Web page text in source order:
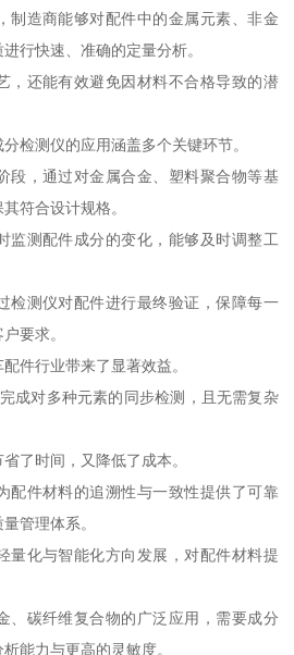
制造商能够对配件中的金属元素、非金
行快速、准确的定量分析。
，还能有效避免因材料不合格导致的潜
检测仪的应用涵盖多个关键环节。
段，通过对金属合金、塑料聚合物等基
符合设计规格。
监测配件成分的变化，能够及时调整工
检测仪对配件进行最终验证，保障每一
要求。
件行业带来了显著效益。
成对多种元素的同步检测，且无需复杂
了时间，又降低了成本。
配件材料的追溯性与一致性提供了可靠
管理体系。
量化与智能化方向发展，对配件材料提
、碳纤维复合物的广泛应用，需要成分
能力与更高的灵敏度。